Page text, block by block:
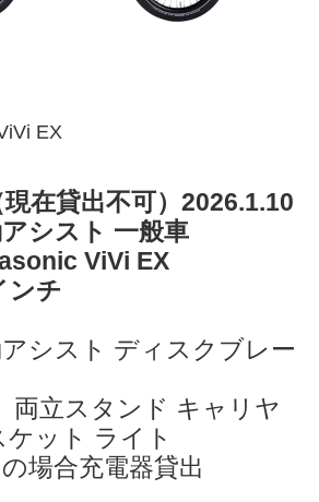
EX
在貸出不可）2026.1.10
シスト 一般車
ViVi EX
ンチ
シスト ディスクブレー
両立スタンド キャリヤ
ット ライト
場合充電器貸出